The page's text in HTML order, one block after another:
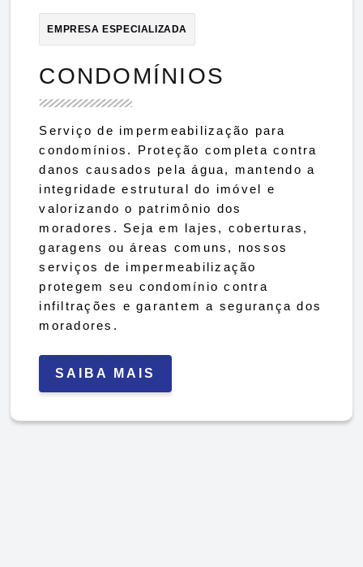
EMPRESA ESPECIALIZADA
CONDOMÍNIOS
Serviço de impermeabilização para
condomínios. Proteção completa contra
danos causados pela água, mantendo a
integridade estrutural do imóvel e
valorizando o patrimônio dos
moradores. Seja em lajes, coberturas,
garagens ou áreas comuns, nossos
serviços de impermeabilização
protegem seu condomínio contra
infiltrações e garantem a segurança dos
moradores.
SAIBA MAIS